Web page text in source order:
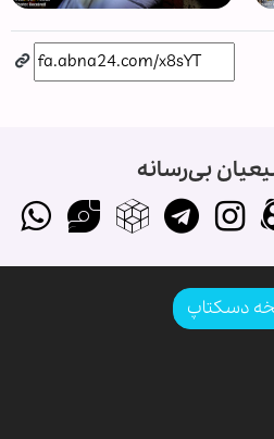
بی‌رسانه
دسکتاپ